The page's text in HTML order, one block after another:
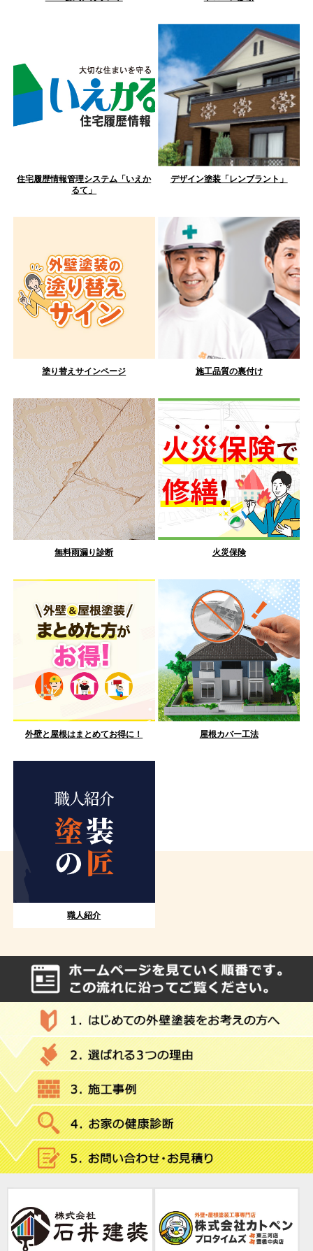
住宅履歴情報管理システム「いえか
るて」
デザイン塗装「レンブラント」
塗り替えサインページ 施工品質の裏付け
無料雨漏り診断 火災保険
外壁と屋根はまとめてお得に！ 屋根カバー工法
職人紹介